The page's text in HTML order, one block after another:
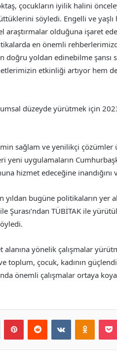
çocukların iyilik halini
söyledi. Engelli ve
araştırmalar olduğuna işaret
en önemli
doğru yoldan edinebilme şansı
etkinliği artıyor hem
düzeyde yürütmek için
sağlam ve yenilikçi çözümler
uygulamaların
hizmet edeceğine inandığını
bugüne politikaların yer
Şurası’ndan TÜBİTAK ile
yönelik çalışmalar
toplum, çocuk, kadının
önemli çalışmalar ortaya
Tumblr PinterestReddit VKontakte